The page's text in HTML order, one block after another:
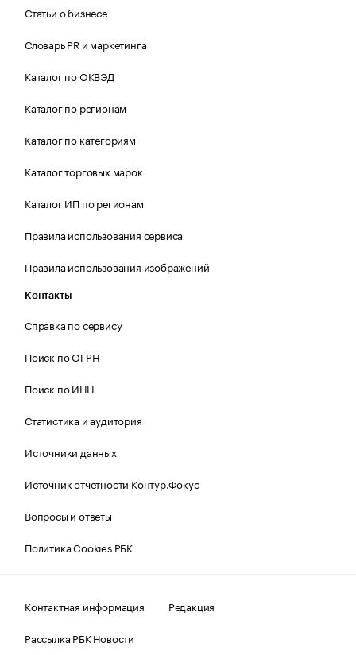
Статьи о бизнесе
Словарь PR и маркетинга
Каталог по ОКВЭД
Каталог по регионам
Каталог по категориям
Каталог торговых марок
Каталог ИП по регионам
Правила использования сервиса
Правила использования изображений
Контакты
Справка по сервису
Поиск по ОГРН
Поиск по ИНН
Статистика и аудитория
Источники данных
Источник отчетности Контур.Фокус
Вопросы и ответы
Политика Cookies РБК
Контактная информация
Редакция
Рассылка РБК Новости